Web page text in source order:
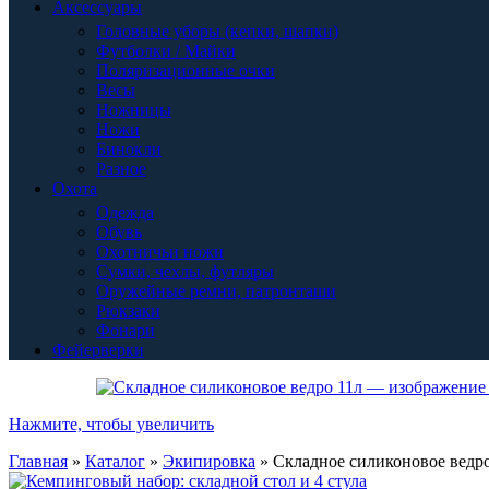
Аксессуары
Головные уборы (кепки, шапки)
Футболки / Майки
Поляризационные очки
Весы
Ножницы
Ножи
Бинокли
Разное
Охота
Одежда
Обувь
Охотничьи ножи
Сумки, чехлы, футляры
Оружейные ремни, патронташи
Рюкзаки
Фонари
Фейерверки
Нажмите, чтобы увеличить
Главная » Каталог » Экипировка » Складное силиконовое